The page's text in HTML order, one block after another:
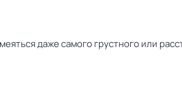
даже самого грустного или